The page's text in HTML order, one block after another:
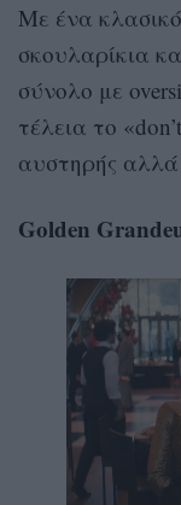
Με ένα
σκουλαρίκια
σύνολο με
τέλεια το
αυστηρής αλλά
Golden